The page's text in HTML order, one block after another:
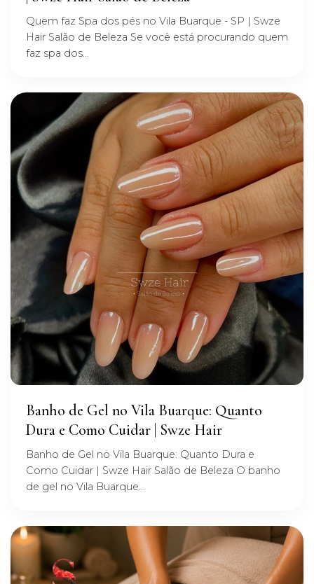
Quem faz Spa dos pés no Vila Buarque - SP | Swze
Hair Salão de Beleza Se você está procurando quem
faz spa dos...
Banho de Gel no Vila Buarque: Quanto
Dura e Como Cuidar | Swze Hair
Banho de Gel no Vila Buarque: Quanto Dura e
Como Cuidar | Swze Hair Salão de Beleza O banho
de gel no Vila Buarque...